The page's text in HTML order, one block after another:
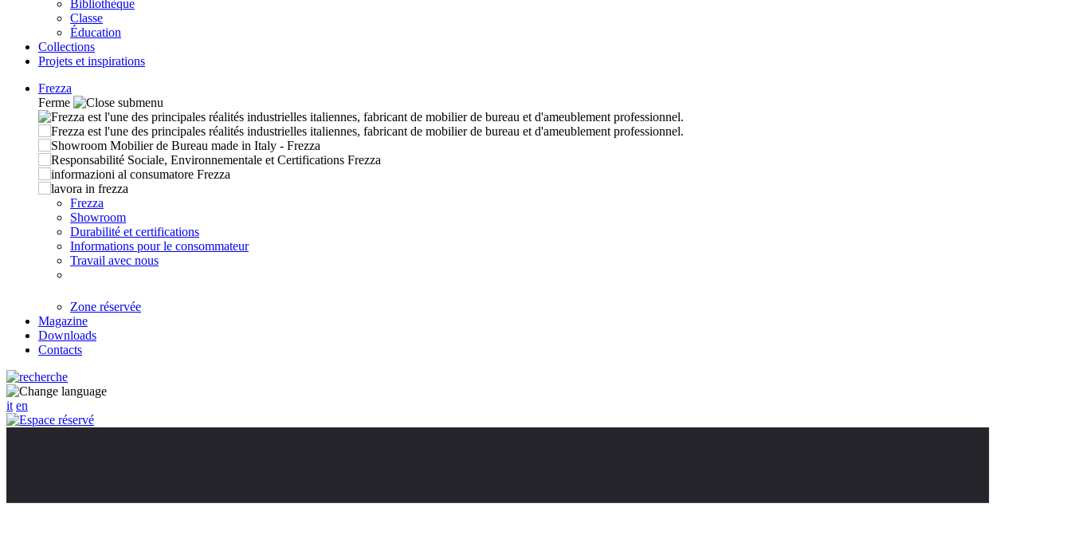
Bibliothèque
Classe
Éducation
Collections
Projets et inspirations
Frezza
Ferme
Frezza
Showroom
Durabilité et certifications
Informations pour le consommateur
Travail avec nous
Zone réservée
Magazine
Downloads
Contacts
it en